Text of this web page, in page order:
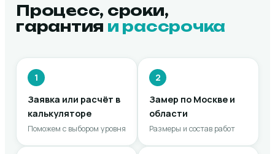
Процесс, сроки,
гарантия и рассрочка
1
Заявка или расчёт в
калькуляторе
Поможем с выбором уровня
2
Замер по Москве и
области
Размеры и состав работ